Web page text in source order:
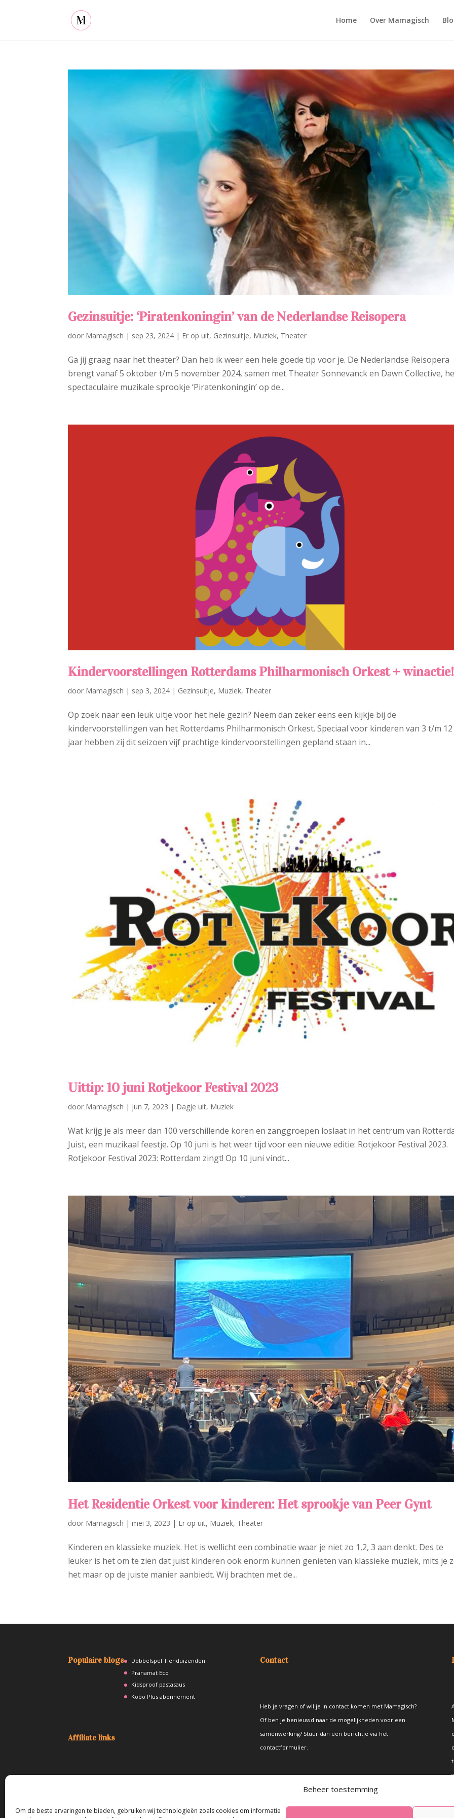
Beheer toestemming
Om de beste ervaringen te bieden, gebruiken wij technologieën zoals cookies om informatie
Home Over Mamagisch
Gezinsuitje: ‘Piratenkoningin’ van de Nederlandse Reisopera
door Mamagisch | sep 23, 2024 | Er op uit, Gezinsuitje, Muziek, Theater
Ga jij graag naar het theater? Dan heb ik weer een hele goede tip voor je. De Nederlandse Reisopera
brengt vanaf 5 oktober t/m 5 november 2024, samen met Theater Sonnevanck en Dawn Collective,
spectaculaire muzikale sprookje ‘Piratenkoningin’ op de...
Kindervoorstellingen Rotterdams Philharmonisch Orkest + winactie!
door Mamagisch | sep 3, 2024 | Gezinsuitje, Muziek, Theater
Op zoek naar een leuk uitje voor het hele gezin? Neem dan zeker eens een kijkje bij de
kindervoorstellingen van het Rotterdams Philharmonisch Orkest. Speciaal voor kinderen van 3 t/m 12
jaar hebben zij dit seizoen vijf prachtige kindervoorstellingen gepland staan in...
Uittip: 10 juni Rotjekoor Festival 2023
door Mamagisch | jun 7, 2023 | Dagje uit, Muziek
Wat krijg je als meer dan 100 verschillende koren en zanggroepen loslaat in het centrum van
Juist, een muzikaal feestje. Op 10 juni is het weer tijd voor een nieuwe editie: Rotjekoor Festival 2023.
Rotjekoor Festival 2023: Rotterdam zingt! Op 10 juni vindt...
Het Residentie Orkest voor kinderen: Het sprookje van Peer Gynt
door Mamagisch |mei 3, 2023 | Er op uit, Muziek, Theater
Kinderen en klassieke muziek. Het is wellicht een combinatie waar je niet zo 1,2, 3 aan denkt. Des te
leuker is het om te zien dat juist kinderen ook enorm kunnen genieten van klassieke muziek, mits je
het maar op de juiste manier aanbiedt. Wij brachten met de...
Populaire blogs
Dobbelspel Tienduizenden
Pranamat Eco
Kidsproof pastasaus
Kobo Plus abonnement
Affiliate links
kleine vergoeding voor. Dit kost jou niets extra. Lees hier
Contact
Heb je vragen of wil je in contact komen met Mamagisch?
Of ben je benieuwd naar de mogelijkheden voor een
samenwerking? Stuur dan een berichtje via het
contactformulier.